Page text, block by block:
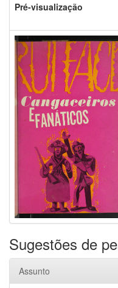
Pré-visualização
Sugestões de
Assunto